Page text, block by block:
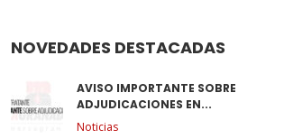
NOVEDADES DESTACADAS
AVISO IMPORTANTE SOBRE
ADJUDICACIONES EN...
Noticias